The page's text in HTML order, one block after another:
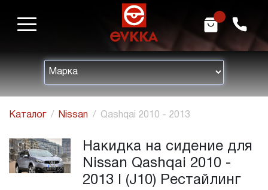
h m
Каталог Nissan Qashqai 2010 - 2013
Накидка на сидение для
Nissan Qashqai 2010 -
2013 I (J10) Рестайлинг